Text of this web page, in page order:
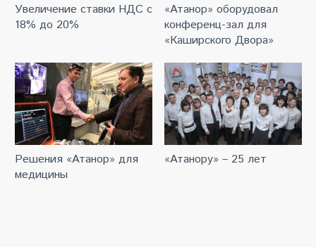
Увеличение ставки НДС с
18% до 20%
«Атанор» оборудовал
конференц-зал для
«Каширского Двора»
Решения «Атанор» для
медицины
«Атанору» – 25 лет